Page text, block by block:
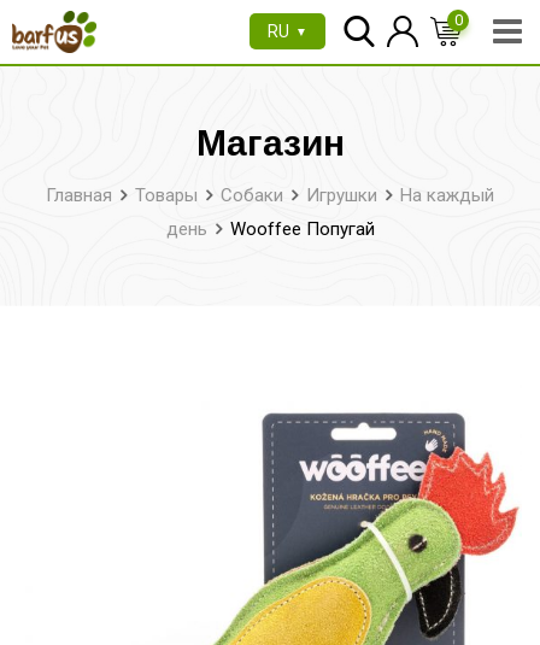
Перейти
RU ▼
0
Магазин
Главная Товары Собаки Игрушки
На каждый
день
Wooffee Попугай